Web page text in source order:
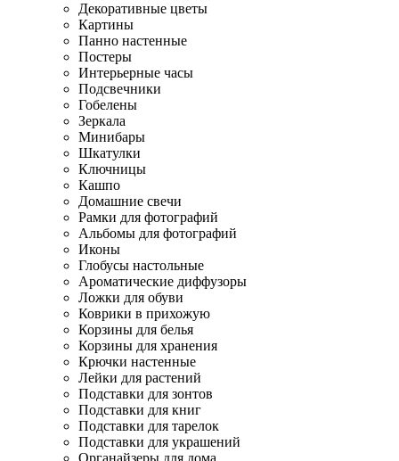
Декоративные цветы
Картины
Панно настенные
Постеры
Интерьерные часы
Подсвечники
Гобелены
Зеркала
Минибары
Шкатулки
Ключницы
Кашпо
Домашние свечи
Рамки для фотографий
Альбомы для фотографий
Иконы
Глобусы настольные
Ароматические диффузоры
Ложки для обуви
Коврики в прихожую
Корзины для белья
Корзины для хранения
Крючки настенные
Лейки для растений
Подставки для зонтов
Подставки для книг
Подставки для тарелок
Подставки для украшений
Органайзеры для дома